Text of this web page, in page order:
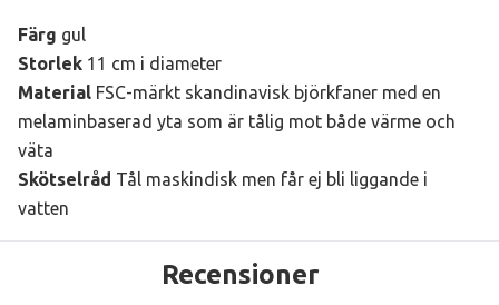
Färg gul
Storlek 11 cm i diameter
Material FSC-märkt skandinavisk björkfaner med en
melaminbaserad yta som är tålig mot både värme och
väta
Skötselråd Tål maskindisk men får ej bli liggande i
vatten
Recensioner